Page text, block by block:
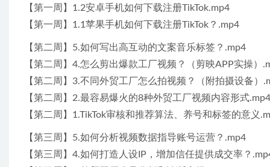
【第一周】1.2安卓手机如何下载注册TikTok.mp4
【第一周】1.1苹果手机如何下载注册TikTok？.mp4
【第二周】5.如何写出高互动的文案音乐标签？.mp4
【第二周】4.怎么剪出爆款工厂视频？（剪映APP实操）
【第二周】3.不同外贸工厂怎么拍视频？（附拍摄设备）
【第二周】2.最容易爆火的8种外贸工厂视频内容形式.mp4
【第二周】1.TikTok审核和推荐算法、养号和标签的意义
【第三周】5.如何分析视频数据指导账号运营？.mp4
【第三周】4.如何打造人设IP，增加信任提供成交率？